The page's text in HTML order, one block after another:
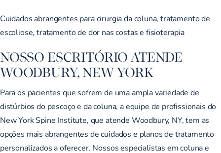
Cuidados abrangentes para cirurgia da coluna, tratamento de
escoliose, tratamento de dor nas costas e fisioterapia
NOSSO ESCRITÓRIO ATENDE
WOODBURY, NEW YORK
Para os pacientes que sofrem de uma ampla variedade de
distúrbios do pescoço e da coluna, a equipe de profissionais do
New York Spine Institute, que atende Woodbury, NY, tem as
opções mais abrangentes de cuidados e planos de tratamento
personalizados a oferecer. Nossos especialistas em coluna e